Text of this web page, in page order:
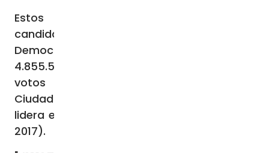
Estos porcentajes significan que el
candidato de la alianza Acción
Democrática Nacional (ADN) logró
4.855.586 sufragios contra los 4.429.850
votos de la candidata de Revolución
Ciudadana, el movimiento político que
lidera el expresidente Rafael Correa (2007-
2017).